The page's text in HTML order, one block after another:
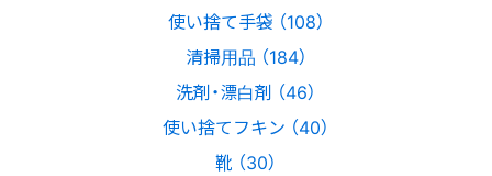
使い捨て手袋 （108）
清掃用品 （184）
洗剤・漂白剤 （46）
使い捨てフキン （40）
靴 （30）